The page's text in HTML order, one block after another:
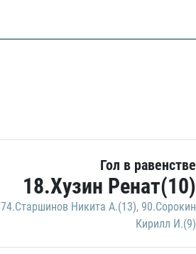
Гол в равенстве
18.Хузин Ренат(10)
74.Старшинов Никита А.(13), 90.Сорокин
Кирилл И.(9)